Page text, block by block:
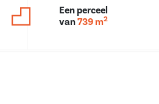
Een perceel
van739 m2